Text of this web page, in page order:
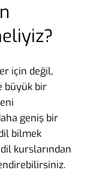
için değil,
büyük bir
geniş bir
bilmek
dil kurslarından